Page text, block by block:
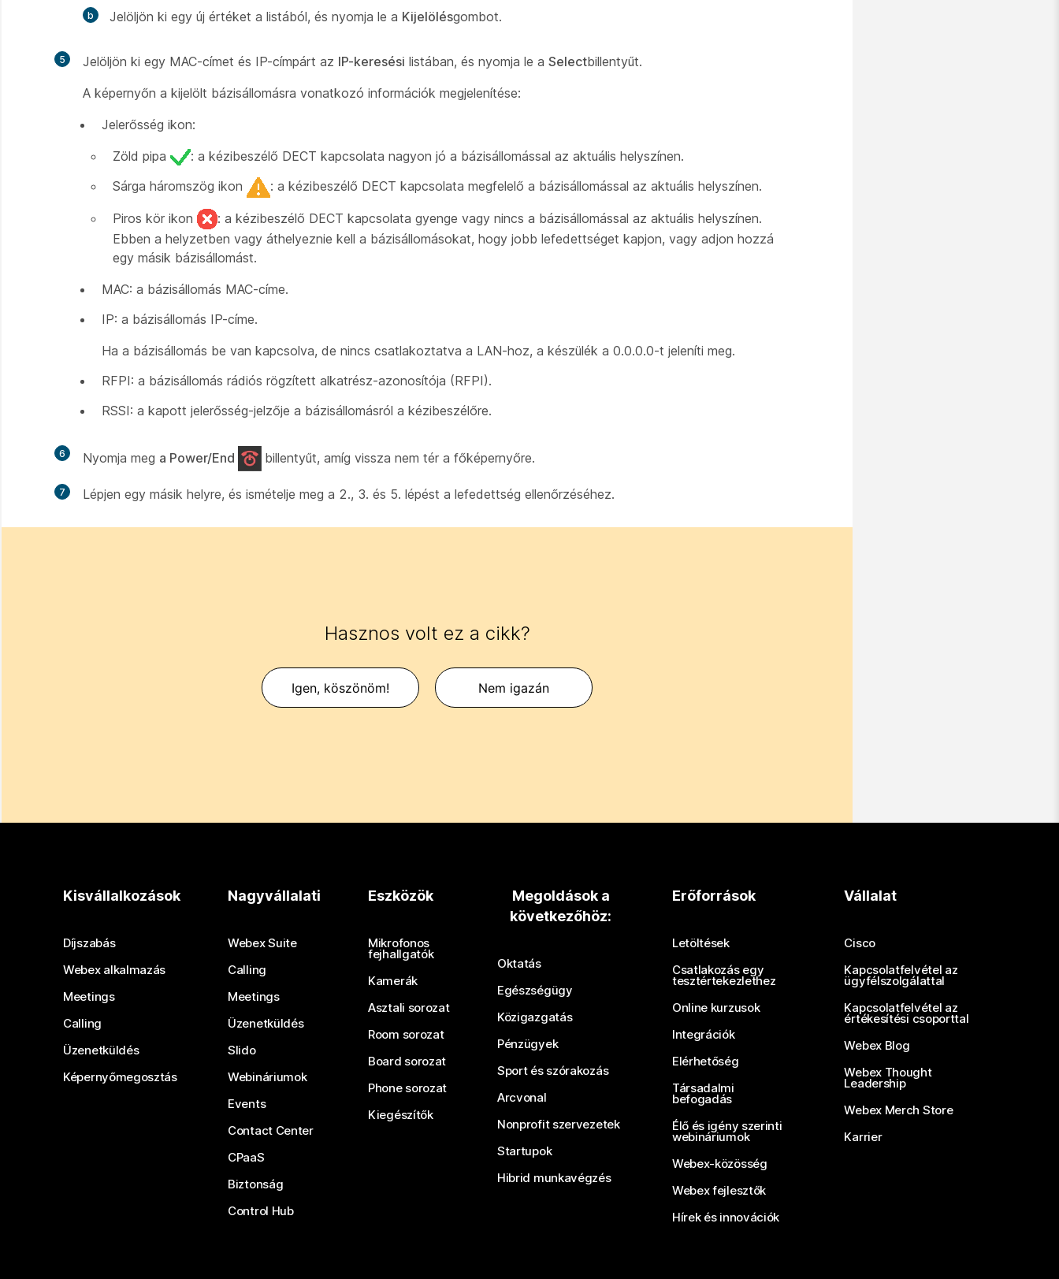
Jelöljön ki egy új értéket a listából, és nyomja le a Kijelölésgombot.
5 Jelöljön ki egy MAC-címet és IP-címpárt az IP-keresési listában, és nyomja le a Selectbillentyűt.
A képernyőn a kijelölt bázisállomásra vonatkozó információk megjelenítése:
Jelerősség ikon:
Zöld pipa
: a kézibeszélő DECT kapcsolata nagyon jó a bázisállomással az aktuális helyszínen.
Sárga háromszög ikon
: a kézibeszélő DECT kapcsolata megfelelő a bázisállomással az aktuális helyszínen.
Piros kör ikon
: a kézibeszélő DECT kapcsolata gyenge vagy nincs a bázisállomással az aktuális helyszínen.
Ebben a helyzetben vagy áthelyeznie kell a bázisállomásokat, hogy jobb lefedettséget kapjon, vagy adjon hozzá
egy másik bázisállomást.
MAC: a bázisállomás MAC-címe.
IP: a bázisállomás IP-címe.
Ha a bázisállomás be van kapcsolva, de nincs csatlakoztatva a LAN-hoz, a készülék a 0.0.0.0-t jeleníti meg.
RFPI: a bázisállomás rádiós rögzített alkatrész-azonosítója (RFPI).
RSSI: a kapott jelerősség-jelzője a bázisállomásról a kézibeszélőre.
6 Nyomja meg a Power/End billentyűt, amíg vissza nem tér a főképernyőre.
7 Lépjen egy másik helyre, és ismételje meg a 2., 3. és 5. lépést a lefedettség ellenőrzéséhez.
Hasznos volt ez a cikk?
Igen, köszönöm! Nem igazán
Kisvállalkozások
Díjszabás
Webex alkalmazás
Meetings
Calling
Üzenetküldés
Képernyőmegosztás
Nagyvállalati
Webex Suite
Calling
Meetings
Üzenetküldés
Slido
Webináriumok
Events
Contact Center
CPaaS
Biztonság
Control Hub
Eszközök
Mikrofonos
fejhallgatók
Kamerák
Asztali sorozat
Room sorozat
Board sorozat
Phone sorozat
Kiegészítők
Megoldások a
következőhöz:
Oktatás
Egészségügy
Közigazgatás
Pénzügyek
Sport és szórakozás
Arcvonal
Nonprofit szervezetek
Startupok
Hibrid munkavégzés
Erőforrások
Letöltések
Csatlakozás egy
tesztértekezlethez
Online kurzusok
Integrációk
Elérhetőség
Társadalmi
befogadás
Élő és igény szerinti
webináriumok
Webex-közösség
Webex fejlesztők
Hírek és innovációk
Vállalat
Cisco
Kapcsolatfelvétel az
ügyfélszolgálattal
Kapcsolatfelvétel az
értékesítési csoporttal
Webex Blog
Webex Thought
Leadership
Webex Merch Store
Karrier